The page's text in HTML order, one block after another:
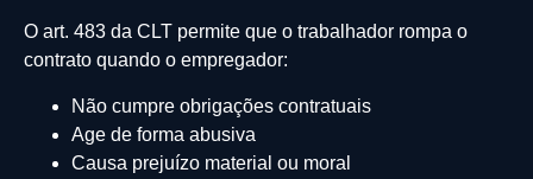
O art. 483 da CLT permite que o trabalhador rompa o
contrato quando o empregador:
Não cumpre obrigações contratuais
Age de forma abusiva
Causa prejuízo material ou moral